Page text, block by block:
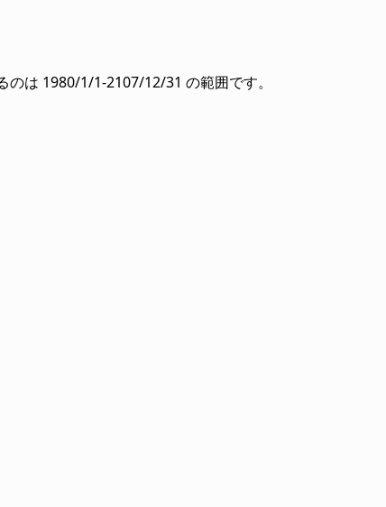
は 1980/1/1-2107/12/31 の範囲です。